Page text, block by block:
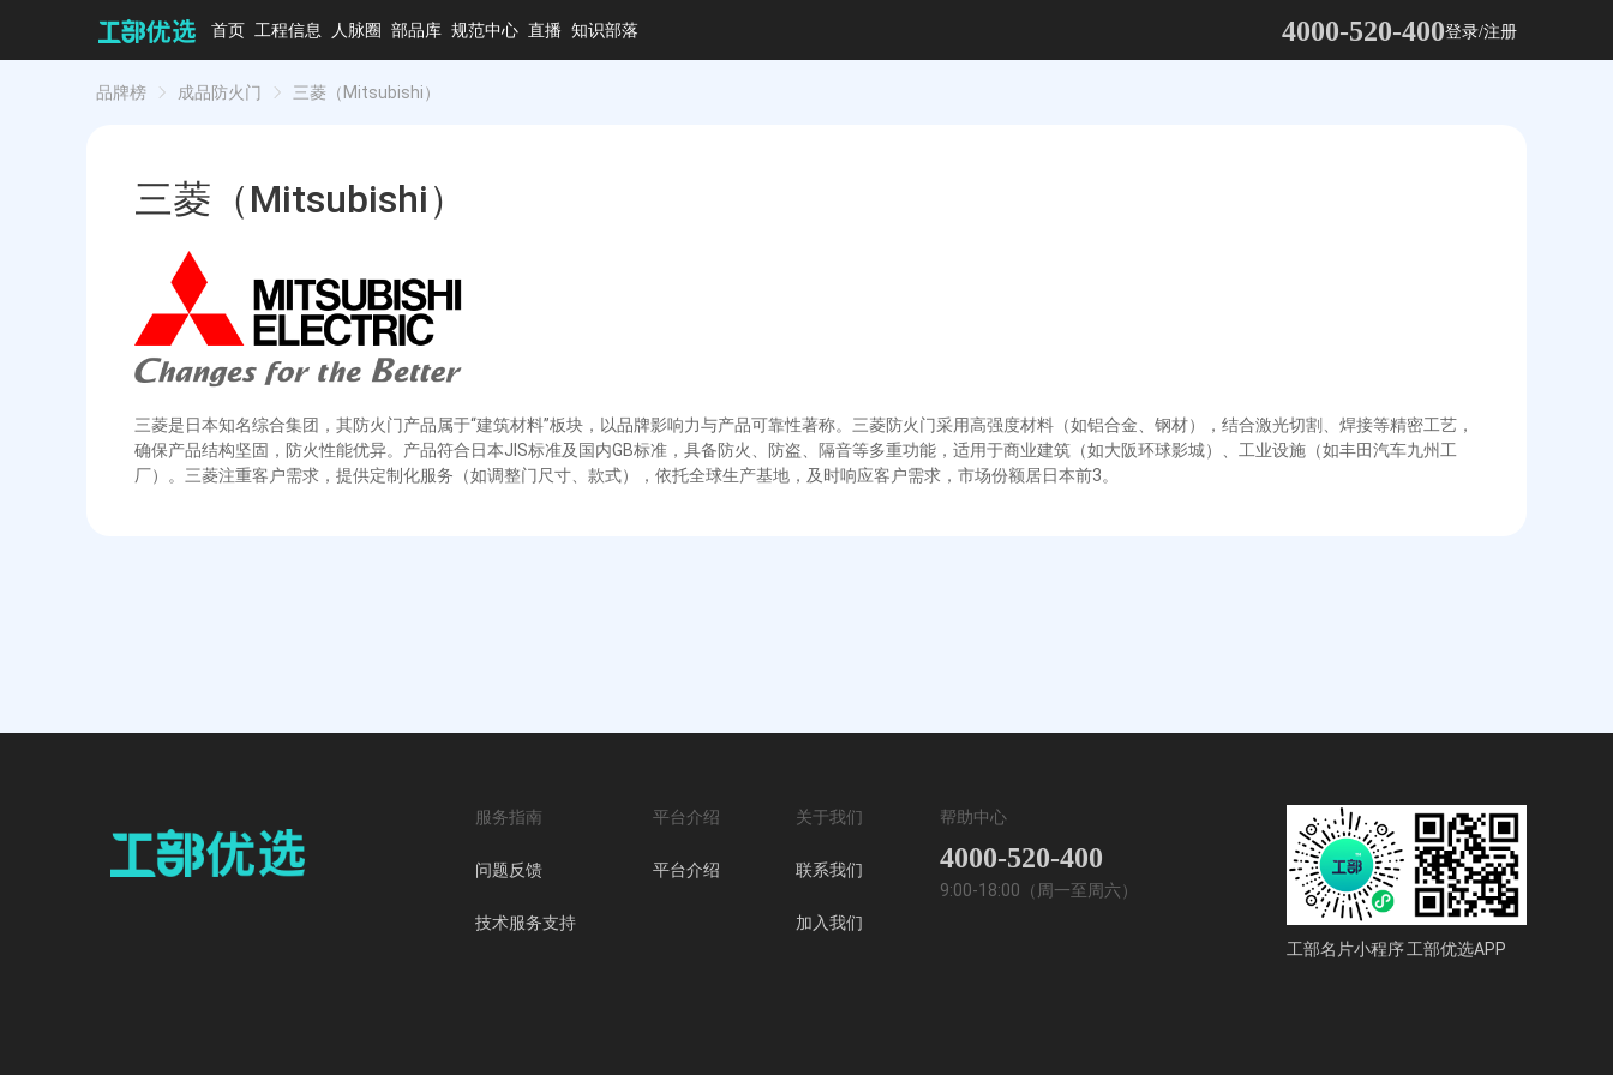
首页 工程信息 人脉圈 部品库 规范中心 直播 知识部落 4000-520-400登录/注册
品牌榜 成品防火门 三菱（Mitsubishi）
三菱（Mitsubishi）
三菱是日本知名综合集团，其防火门产品属于“建筑材料”板块，以品牌影响力与产品可靠性著称。三菱防火门采用高强度材料（如铝合金、钢材），结合激光切割、焊接等精密工艺，
确保产品结构坚固，防火性能优异。产品符合日本JIS标准及国内GB标准，具备防火、防盗、隔音等多重功能，适用于商业建筑（如大阪环球影城）、工业设施（如丰田汽车九州工
厂）。三菱注重客户需求，提供定制化服务（如调整门尺寸、款式），依托全球生产基地，及时响应客户需求，市场份额居日本前3。
服务指南
问题反馈
技术服务支持
平台介绍
平台介绍
关于我们
联系我们
加入我们
帮助中心
4000-520-400
9:00-18:00（周一至周六）
工部名片小程序工部优选APP